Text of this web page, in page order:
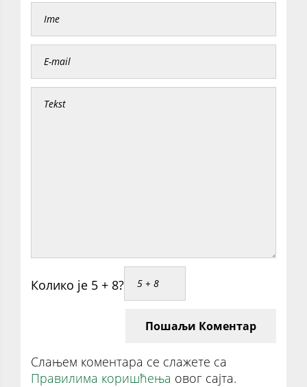
Колико је 5 + 8?
Пошаљи Коментар
Слањем коментара се слажете са
Правилима коришћења овог сајта.